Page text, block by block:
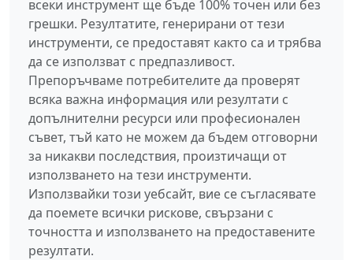
всеки инструмент ще бъде 100% точен или без
грешки. Резултатите, генерирани от тези
инструменти, се предоставят както са и трябва
да се използват с предпазливост.
Препоръчваме потребителите да проверят
всяка важна информация или резултати с
допълнителни ресурси или професионален
съвет, тъй като не можем да бъдем отговорни
за никакви последствия, произтичащи от
използването на тези инструменти.
Използвайки този уебсайт, вие се съгласявате
да поемете всички рискове, свързани с
точността и използването на предоставените
резултати.